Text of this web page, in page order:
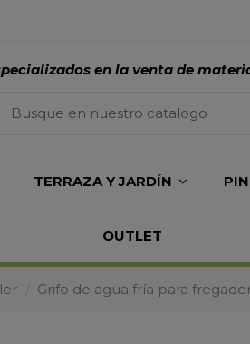
en la venta de
TERRAZA Y JARDÍN
OUTLET
Grifo de agua fría para